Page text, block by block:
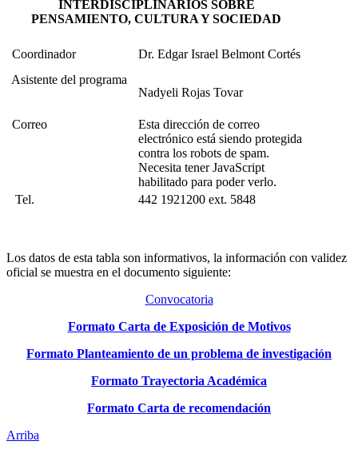
INTERDISCIPLINARIOS SOBRE
PENSAMIENTO, CULTURA Y SOCIEDAD
Coordinador
Dr. Edgar Israel Belmont Cortés
Asistente del programa
Nadyeli Rojas Tovar
Correo
Esta dirección de correo
electrónico está siendo protegida
contra los robots de spam.
Necesita tener JavaScript
habilitado para poder verlo.
Tel.
442 1921200 ext. 5848
Los datos de esta tabla son informativos, la información con validez
oficial se muestra en el documento siguiente:
Convocatoria
Formato Carta de Exposición de Motivos
Formato Planteamiento de un problema de investigación
Formato Trayectoria Académica
Formato Carta de recomendación
Arriba